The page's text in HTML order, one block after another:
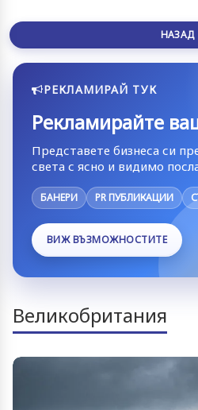
НАЗАД
РЕКЛАМИРАЙ ТУК
Рекламирайте
Представете бизнеса си
света с ясно и видимо
БАНЕРИ PR ПУБЛИКАЦИИ
ВИЖ ВЪЗМОЖНОСТИТЕ
Великобритания